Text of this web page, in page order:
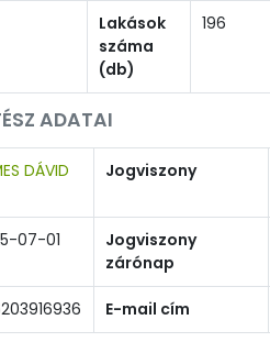
Lakások
száma
(db)
196
ADATAI
DÁVID Jogviszony
07-01
Jogviszony
zárónap
E-mail cím